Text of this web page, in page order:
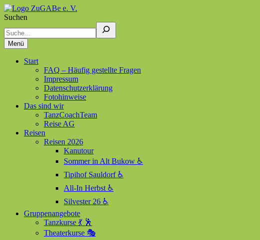
Suchen
Menü
Start
FAQ – Häufig gestellte Fragen
Impressum
Datenschutzerklärung
Fotohinweise
Das sind wir
TanzCoachTeam
Reise AG
Reisen
Reisen 2026
Kanutour
Sommer in Alt Bukow ♿
Tipihof Sauldorf ♿
All-In Herbst ♿
Silvester 26 ♿
Gruppenangebote
Tanzkurse 💃 🕺
Theaterkurse 🎭